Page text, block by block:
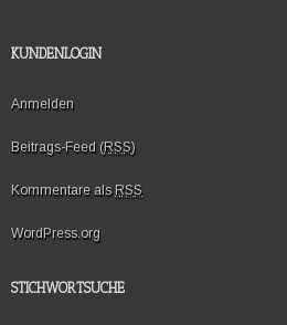
KUNDENLOGIN
Anmelden
Beitrags-Feed (RSS)
Kommentare als RSS
WordPress.org
STICHWORTSUCHE